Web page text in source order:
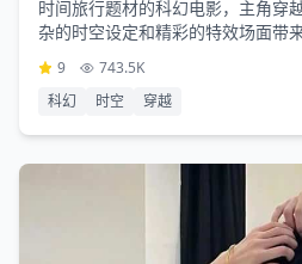
时间旅行题材的科幻电影，主角穿
杂的时空设定和精彩的特效场面带
9 743.5K
科幻
时空 穿越